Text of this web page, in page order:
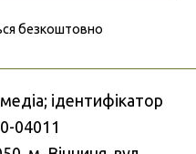
безкоштовно
ідентифікатор
04011